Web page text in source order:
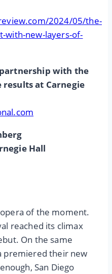
2024/05/the-
with-new-layers-of-
partnership with the
results at Carnegie
Hall
of the moment.
reached its climax
On the same
premiered their new
San Diego